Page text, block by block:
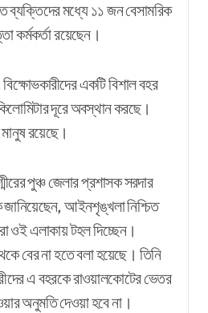
ব্যক্তিদের মধ্যে ১১ জন বেসামরিক
কর্মকর্তা রয়েছেন।
একটি বিশাল বহর
দূরে অবস্থান করছে।
রয়েছে।
পুঞ্চ জেলার প্রশাসক সরদার
জানিয়েছেন, আইনশৃঙ্খলা নিশ্চিত
ওই এলাকায় টহল দিচ্ছেন।
বের না হতে বলা হয়েছে। তিনি
এ বহরকে রাওয়ালকোটের ভেতর
অনুমতি দেওয়া হবে না।